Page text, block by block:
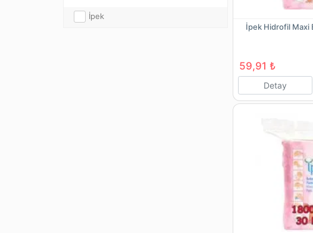
İpek
İpek Hidrofil Maxi
59,91 ₺
Detay